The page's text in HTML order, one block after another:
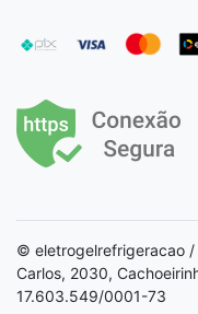
© eletrogelrefrigeracao /
Carlos, 2030,
17.603.549/0001-73